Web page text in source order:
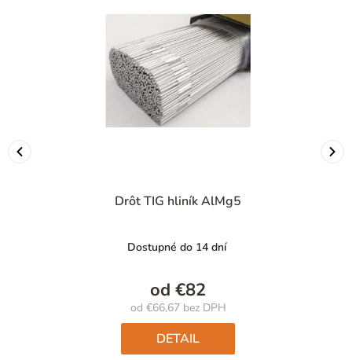
Drôt TIG hliník AlMg5
Dostupné do 14 dní
od €82
od €66,67bez DPH
Jednotková
cena:
DETAIL